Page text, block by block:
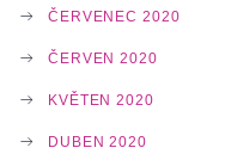
ČERVENEC 2020
ČERVEN 2020
KVĚTEN 2020
DUBEN 2020